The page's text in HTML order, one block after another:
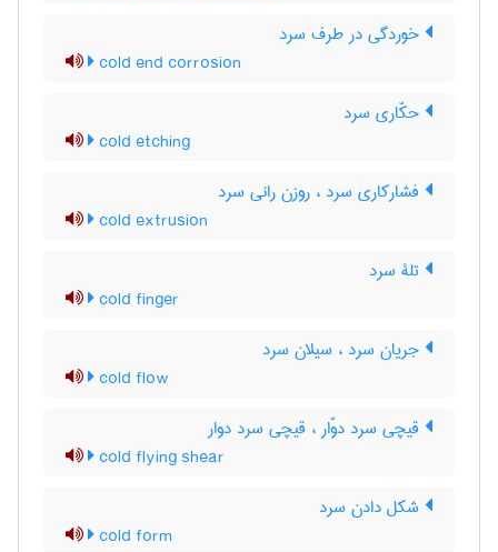
خوردگی در طرف سرد
cold end corrosion
حکّاری سرد
cold etching
فشارکاری سرد ، روزن رانی سرد
cold extrusion
تلۀ سرد
cold finger
جریان سرد ، سیلان سرد
cold flow
قیچی سرد دوّار ، قیچی سرد دوار
cold flying shear
شکل دادن سرد
cold form